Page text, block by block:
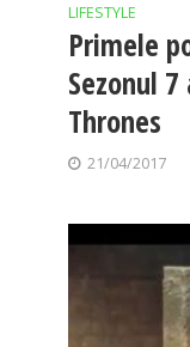
LIFESTYLE
Primele
Sezonul
Thrones
21/04/2017